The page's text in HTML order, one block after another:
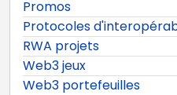
Promos
Protocoles
RWA projets
Web3 jeux
Web3 portefeuilles